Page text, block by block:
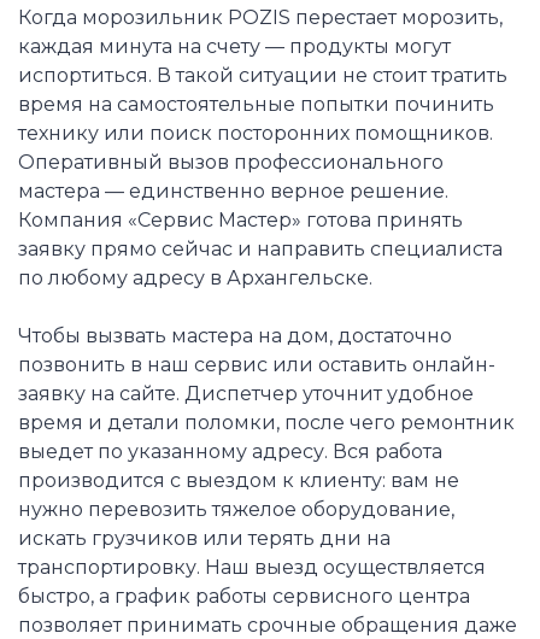
Когда морозильник POZIS перестает морозить,
каждая минута на счету — продукты могут
испортиться. В такой ситуации не стоит тратить
время на самостоятельные попытки починить
технику или поиск посторонних помощников.
Оперативный вызов профессионального
мастера — единственно верное решение.
Компания «Сервис Мастер» готова принять
заявку прямо сейчас и направить специалиста
по любому адресу в Архангельске.
Чтобы вызвать мастера на дом, достаточно
позвонить в наш сервис или оставить онлайн-
заявку на сайте. Диспетчер уточнит удобное
время и детали поломки, после чего ремонтник
выедет по указанному адресу. Вся работа
производится с выездом к клиенту: вам не
нужно перевозить тяжелое оборудование,
искать грузчиков или терять дни на
транспортировку. Наш выезд осуществляется
быстро, а график работы сервисного центра
позволяет принимать срочные обращения даже